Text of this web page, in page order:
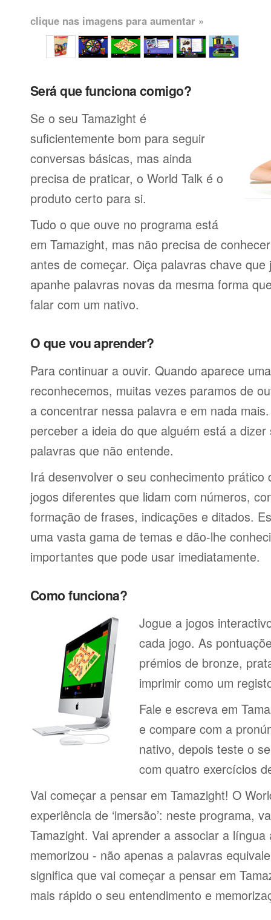
clique nas imagens para aumentar »
Será que funciona comigo?
Se o seu Tamazight é
suficientemente bom para seguir
conversas básicas, mas ainda
precisa de praticar, o World Talk é o
produto certo para si.
Tudo o que ouve no programa está
em Tamazight, mas não precisa de
antes de começar. Oiça palavras chave
apanhe palavras novas da mesma forma
falar com um nativo.
O que vou aprender?
Para continuar a ouvir. Quando aparece
reconhecemos, muitas vezes paramos de
a concentrar nessa palavra e em nada
perceber a ideia do que alguém está a
palavras que não entende.
Irá desenvolver o seu conhecimento prático
jogos diferentes que lidam com números,
formação de frases, indicações e ditados.
uma vasta gama de temas e dão-lhe
importantes que pode usar imediatamente.
Como funciona?
Jogue a jogos
cada jogo. As
prémios de bronze,
imprimir como um
Fale e escreva em
e compare com a
nativo, depois teste o
com quatro exercícios
Vai começar a pensar em Tamazight! O
experiência de ‘imersão’: neste programa,
Tamazight. Vai aprender a associar a língua
memorizou - não apenas a palavras
significa que vai começar a pensar em
mais rápido o seu entendimento e